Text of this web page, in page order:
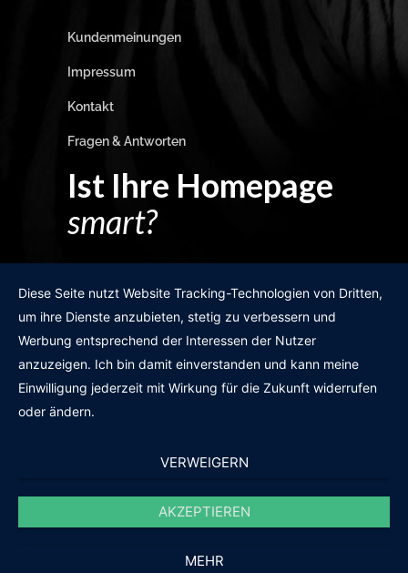
Kundenmeinungen
Impressum
Kontakt
Fragen & Antworten
Ist Ihre Homepage
smart?
GRATIS WEBSITE-CHECK
des19n.at|iwant@des19n.at
Diese Seite nutzt Website Tracking-Technologien von Dritten,
um ihre Dienste anzubieten, stetig zu verbessern und
Werbung entsprechend der Interessen der Nutzer
anzuzeigen. Ich bin damit einverstanden und kann meine
Einwilligung jederzeit mit Wirkung für die Zukunft widerrufen
oder ändern.
VERWEIGERN
AKZEPTIEREN
MEHR